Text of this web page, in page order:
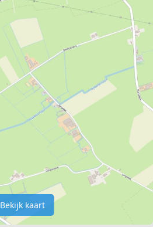
Bekijk kaart